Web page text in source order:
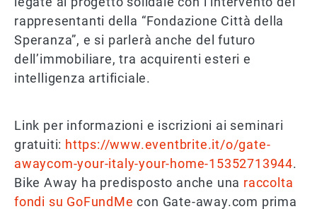
rappresentanti della “Fondazione Città della
Speranza”, e si parlerà anche del futuro
dell’immobiliare, tra acquirenti esteri e
intelligenza artificiale.
Link per informazioni e iscrizioni ai seminari
gratuiti: https://www.eventbrite.it/o/gate-
awaycom-your-italy-your-home-15352713944.
Bike Away ha predisposto anche una raccolta
fondi su GoFundMe con Gate-away.com prima